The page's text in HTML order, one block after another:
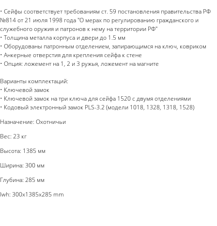
• Сейфы соответствует требованиям ст. 59 постановления правительства РФ
№814 от 21 июля 1998 года "О мерах по регулированию гражданского и
служебного оружия и патронов к нему на территории РФ"
• Толщина металла корпуса и двери до 1.5 мм
• Оборудованы патронным отделением, запирающимся на ключ, ковриком
• Анкерные отверстия для крепления сейфа к стене
• Опция: ложемент на 1, 2 и 3 ружья, ложемент на магните
Варианты комплектаций:
• Ключевой замок
• Ключевой замок на три ключа для сейфа 1520 с двумя отделениями
• Кодовый электронный замок PLS-3.2 (модели 1018, 1328, 1318, 1528)
Назначение: Охотничьи
Вес: 23 кг
Высота: 1385 мм
Ширина: 300 мм
Глубина: 285 мм
lwh: 300x1385x285 mm